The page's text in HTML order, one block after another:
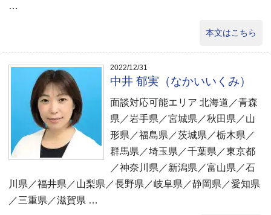
…
本文はこちら
2022/12/31
中井 郁実（なかいいくみ）
面談対応可能エリア 北海道／青森
県／岩手県／宮城県／秋田県／山
形県／福島県／茨城県／栃木県／
群馬県／埼玉県／千葉県／東京都
／神奈川県／新潟県／富山県／石
川県／福井県／山梨県／長野県／岐阜県／静岡県／愛知県
／三重県／滋賀県 …